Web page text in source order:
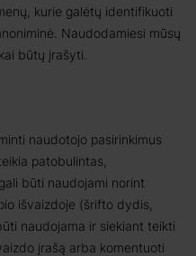
kurie galėtų identifikuoti
Naudodamiesi mūsų
būtų įrašyti.
naudotojo pasirinkimus
patobulintas,
būti naudojami norint
išvaizdoje (šrifto dydis,
naudojama ir siekiant teikti
įrašą arba komentuoti